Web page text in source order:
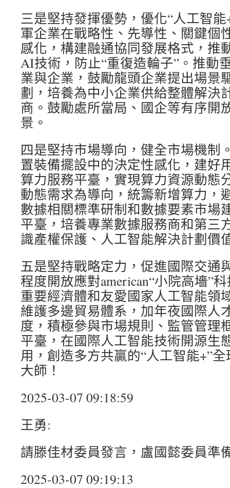
三是堅持發揮優勢，優化“人工智
軍企業在戰略性、先導性、關鍵個
感化，構建融通協同發展格式，推
AI技術，防止“重復造輪子”。推動
業與企業，鼓勵龍頭企業提出場景
劃，培養為中小企業供給整體解決
商。鼓勵處所當局、國企等有序開
景。
四是堅持市場導向，健全市場機制
置裝備擺設中的決定性感化，建好
算力服務平臺，實現算力資源動態
動態需求為導向，統籌新增算力，
數據相關標準研制和數據要素市場
平臺，培養專業數據服務商和第三
識產權保護、人工智能解決計劃價
五是堅持戰略定力，促進國際交通
程度開放應對american“小院高墻”
重要經濟體和友愛國家人工智能領
維護多邊貿易體系，加年夜國際人
度，積極參與市場規則、監管管理
平臺，在國際人工智能技術開源生
用，創造多方共贏的“人工智能+”
大師！
2025-03-07 09:18:59
王勇:
請滕佳材委員發言，盧國懿委員準
2025-03-07 09:19:13